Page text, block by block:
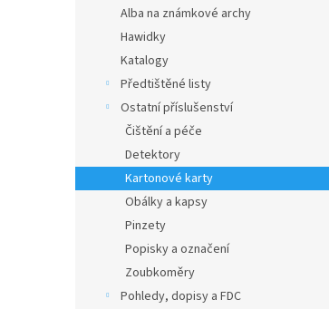
Alba na známkové archy
Hawidky
Katalogy
Předtištěné listy
Ostatní příslušenství
Čištění a péče
Detektory
Kartonové karty
Obálky a kapsy
Pinzety
Popisky a označení
Zoubkoměry
Pohledy, dopisy a FDC